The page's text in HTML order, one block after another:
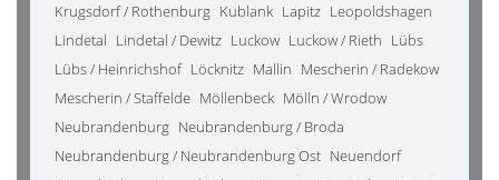
Krugsdorf / Rothenburg Kublank Lapitz Leopoldshagen
Lindetal Lindetal / Dewitz Luckow Luckow / Rieth Lübs
Lübs / Heinrichshof Löcknitz Mallin Mescherin / Radekow
Mescherin / Staffelde Möllenbeck Mölln / Wrodow
Neubrandenburg Neubrandenburg / Broda
Neubrandenburg / Neubrandenburg Ost Neuendorf